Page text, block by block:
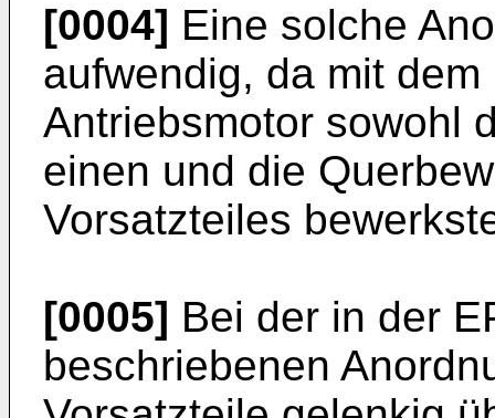
[0004] Eine solche
aufwendig, da mit
Antriebsmotor sowohl
einen und die
Vorsatzteiles
[0005] Bei der in der
beschriebenen